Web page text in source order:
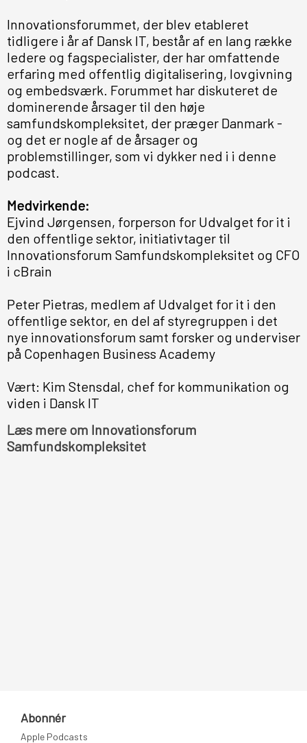
Innovationsforummet, der blev etableret
tidligere i år af Dansk IT, består af en lang række
ledere og fagspecialister, der har omfattende
erfaring med offentlig digitalisering, lovgivning
og embedsværk. Forummet har diskuteret de
dominerende årsager til den høje
samfundskompleksitet, der præger Danmark -
og det er nogle af de årsager og
problemstillinger, som vi dykker ned i i denne
podcast.
Medvirkende:
Ejvind Jørgensen, forperson for Udvalget for it i
den offentlige sektor, initiativtager til
Innovationsforum Samfundskompleksitet og CFO
i cBrain
Peter Pietras, medlem af Udvalget for it i den
offentlige sektor, en del af styregruppen i det
nye innovationsforum samt forsker og underviser
på Copenhagen Business Academy
Vært: Kim Stensdal, chef for kommunikation og
viden i Dansk IT
Læs mere om Innovationsforum
Samfundskompleksitet
Abonnér
Apple Podcasts